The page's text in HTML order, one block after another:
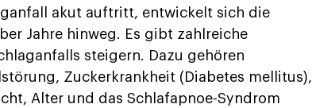
akut auftritt, entwickelt sich die
Jahre hinweg. Es gibt zahlreiche
steigern. Dazu gehören
Zuckerkrankheit (Diabetes mellitus),
Alter und das Schlafapnoe-Syndrom